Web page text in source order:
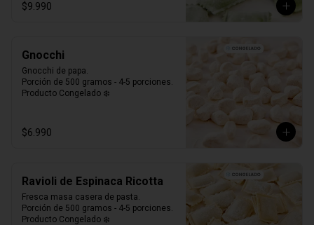
$9.990
Gnocchi
Gnocchi de papa.
Porción de 500 gramos - 4-5 porciones.
Producto Congelado ❄️
$6.990
Ravioli de Espinaca Ricotta
Fresca masa casera de pasta.
Porción de 500 gramos - 4-5 porciones.
Producto Congelado ❄️